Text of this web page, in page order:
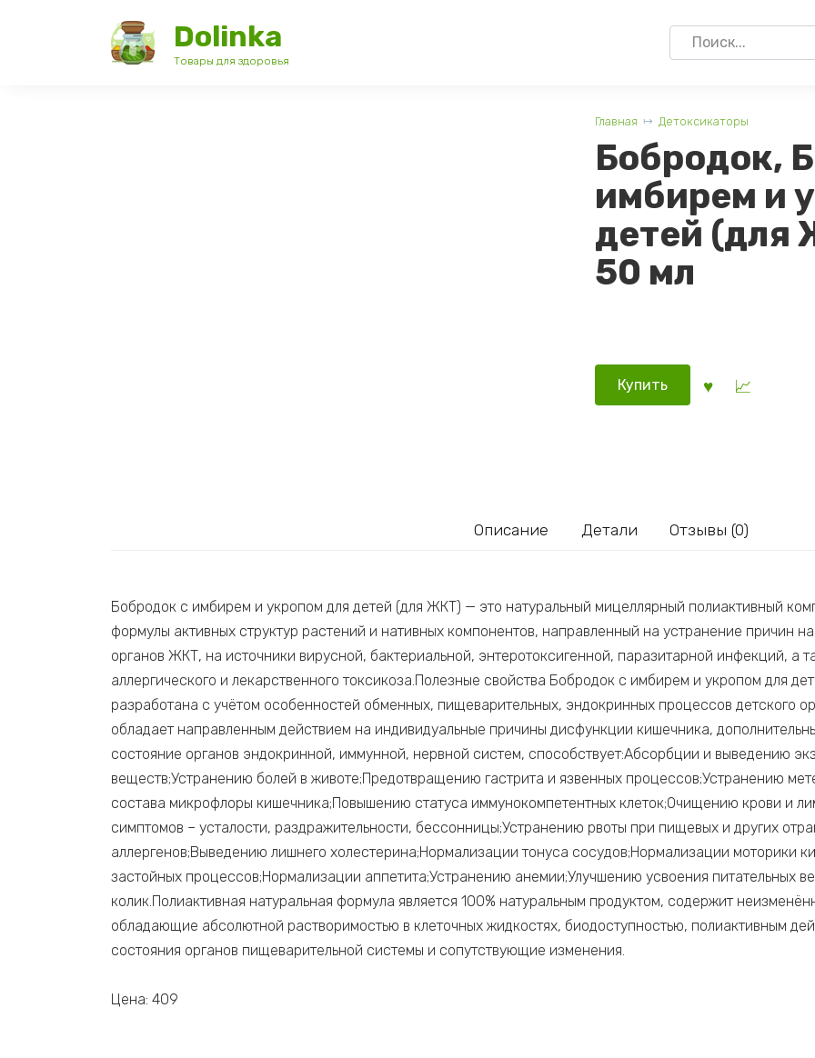
Dolinka
Товары для здоровья
Search
for:
Главная Детоксикаторы
Бобродок,
имбирем и
детей (для
50 мл
Купить
Описание Детали Отзывы (0)
Бобродок с имбирем и укропом для детей (для ЖКТ) — это натуральный мицеллярный полиактивный
формулы активных структур растений и нативных компонентов, направленный на устранение причин
органов ЖКТ, на источники вирусной, бактериальной, энтеротоксигенной, паразитарной инфекций, а
аллергического и лекарственного токсикоза.Полезные свойства Бобродок с имбирем и укропом для
разработана с учётом особенностей обменных, пищеварительных, эндокринных процессов детского
обладает направленным действием на индивидуальные причины дисфункции кишечника,
состояние органов эндокринной, иммунной, нервной систем, способствует:Абсорбции и выведению
веществ;Устранению болей в животе;Предотвращению гастрита и язвенных процессов;Устранению
состава микрофлоры кишечника;Повышению статуса иммунокомпетентных клеток;Очищению крови и
симптомов – усталости, раздражительности, бессонницы;Устранению рвоты при пищевых и других
аллергенов;Выведению лишнего холестерина;Нормализации тонуса сосудов;Нормализации моторики
застойных процессов;Нормализации аппетита;Устранению анемии;Улучшению усвоения питательных
колик.Полиактивная натуральная формула является 100% натуральным продуктом, содержит
обладающие абсолютной растворимостью в клеточных жидкостях, биодоступностью, полиактивным
состояния органов пищеварительной системы и сопутствующие изменения.
Цена: 409